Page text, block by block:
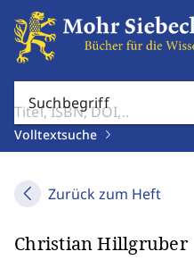
Suchbegriff
Volltextsuche
Zurück zum Heft
Christian Hillgruber